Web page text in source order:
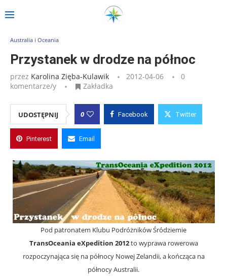
Strona główna Przystanek w drodze na północ
Australia i Oceania
Przystanek w drodze na północ
przez Karolina Zięba-Kulawik 2012-04-06
0
komentarze/y
Zakładka
UDOSTĘPNIJ 0 Facebook Twitter
Pinterest Email
Pod patronatem Klubu Podróżników Śródziemie
TransOceania eXpedition 2012to wyprawa rowerowa
rozpoczynająca się na północy Nowej Zelandii, a kończąca na
północy Australii.